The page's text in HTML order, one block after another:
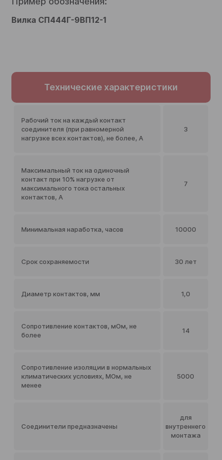
Вилка СП444Г-9ВП12-1
Технические характеристики
Рабочий ток на каждый контакт
соединителя (при равномерной
нагрузке всех контактов), не более, А
3
Максимальный ток на одиночный
контакт при 10% нагрузке от
максимального тока остальных
контактов, А
7
Минимальная наработка, часов 10000
Срок сохраняемости 30 лет
Диаметр контактов, мм 1,0
Сопротивление контактов, мОм, не
более
14
Сопротивление изоляции в нормальных
климатических условиях, МОм, не
менее
5000
Соединители предназначены
для
внутреннего
монтажа